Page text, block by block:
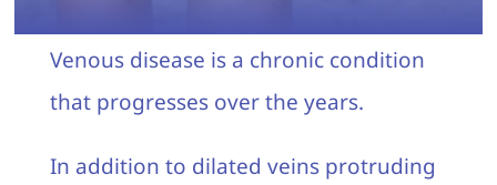
Tarieven
Afspraak maken
Venous disease is a chronic condition
that progresses over the years.
In addition to dilated veins protruding